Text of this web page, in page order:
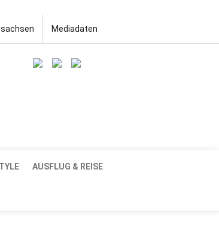
Mediadaten
AUSFLUG & REISE